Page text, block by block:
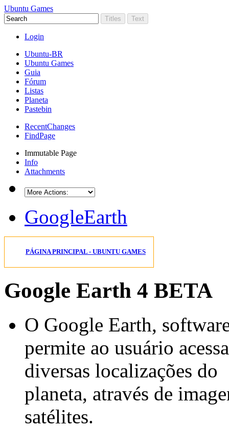
Ubuntu Games
Login
Ubuntu-BR
Ubuntu Games
Guia
Fórum
Listas
Planeta
Pastebin
RecentChanges
FindPage
Immutable Page
Info
Attachments
GoogleEarth
PÁGINA PRINCIPAL - UBUNTU GAMES
Google Earth 4 BETA
O Google Earth,
permite ao usuário
diversas localizações do
planeta, através de
satélites.